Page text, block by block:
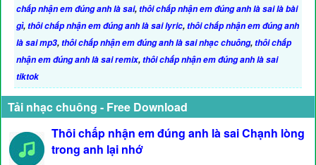
chấp nhận em đúng anh là sai,thôi chấp nhận em đúng anh là sai là bài
gì,thôi chấp nhận em đúng anh là sai lyric,thôi chấp nhận em đúng anh
là sai mp3,thôi chấp nhận em đúng anh là sai nhạc chuông,thôi chấp
nhận em đúng anh là sai remix,thôi chấp nhận em đúng anh là sai
tiktok
Tải nhạc chuông - Free Download
Thôi chấp nhận em đúng anh là sai Chạnh lòng
trong anh lại nhớ